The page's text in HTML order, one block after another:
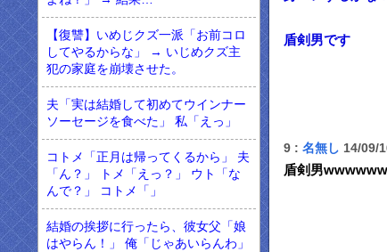
【復讐】いめじクズ一派「お前コロ
してやるからな」 → いじめクズ主
犯の家庭を崩壊させた。
夫「実は結婚して初めてウインナー
ソーセージを食べた」 私「えっ」
コトメ「正月は帰ってくるから」 夫
「ん？」 トメ「えっ？」 ウト「な
んで？」 コトメ「」
結婚の挨拶に行ったら、彼女父「娘
はやらん！」 俺「じゃあいらんわ」
盾剣男です
9 : 名無し 14/09/
盾剣男wwwwww